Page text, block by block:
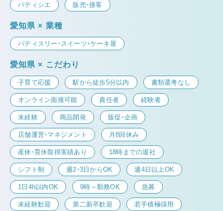
パティシエ 販売・接客
愛知県 × 業種
パティスリー・スイーツ・ケーキ屋
愛知県 × こだわり
子育て応援 駅から徒歩5分以内 書類選考なし
オンライン面接可能 責任者 経験者
未経験 商品開発 販促・企画
店舗運営・マネジメント 月8回休み
産休・育休取得実績あり 18時までの退社
シフト制 週2・3日からOK 週4日以上OK
1日4h以内OK 9時～勤務OK 急募
未経験歓迎 第二新卒歓迎 若手積極採用